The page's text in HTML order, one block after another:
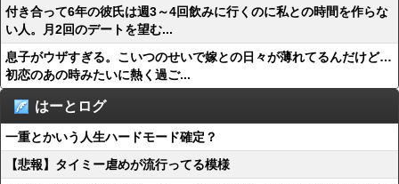
付き合って6年の彼氏は週3～4回飲みに行くのに私との時間を作らな
い人。月2回のデートを望む...
息子がウザすぎる。こいつのせいで嫁との日々が薄れてるんだけど…
初恋のあの時みたいに熱く過ご...
はーとログ
一重とかいう人生ハードモード確定？
【悲報】タイミー虐めが流行ってる模様